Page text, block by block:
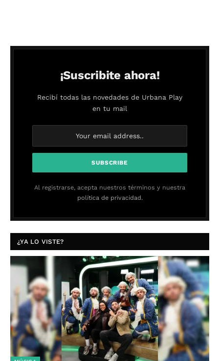
¡Suscribite ahora!
Recibí todas las novedades de Urbana Play
en tu mail
Al registrarse, acepta nuestros términos y nuestra
política de privacidad.
¿YA LO VISTE?